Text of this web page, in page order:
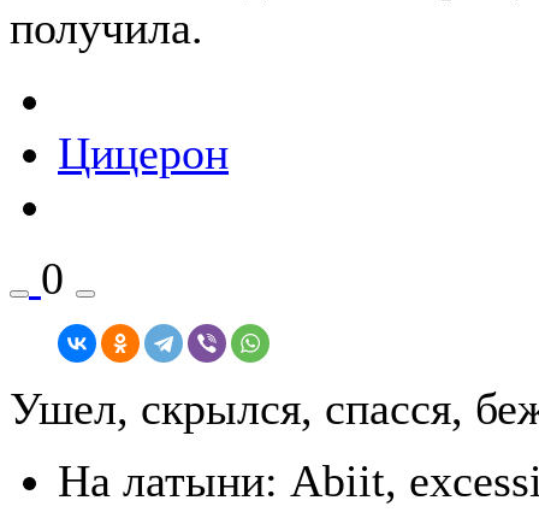
получила.
Цицерон
0
Ушел, скрылся, спасся,
На латыни: Abiit,